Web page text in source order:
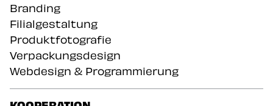
Branding
Filialgestaltung
Produktfotografie
Verpackungsdesign
Webdesign & Programmierung